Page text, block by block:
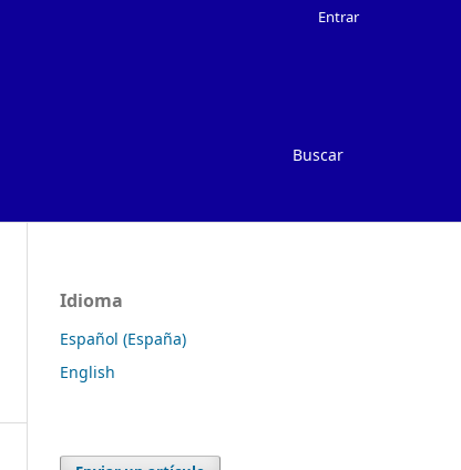
Buscar
Entrar
Idioma
Español (España)
English